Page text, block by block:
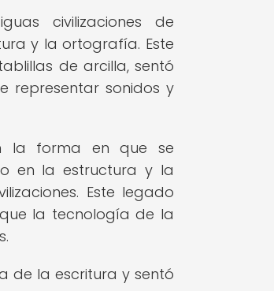
civilizaciones de
y la ortografía. Este
de arcilla, sentó
representar sonidos y
la forma en que se
en la estructura y la
Este legado
la tecnología de la
de la escritura y sentó